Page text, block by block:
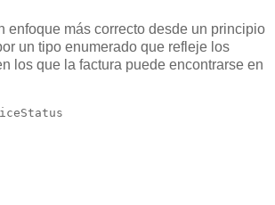
enfoque más correcto desde un principio
un tipo enumerado que refleje los
los que la factura puede encontrarse en